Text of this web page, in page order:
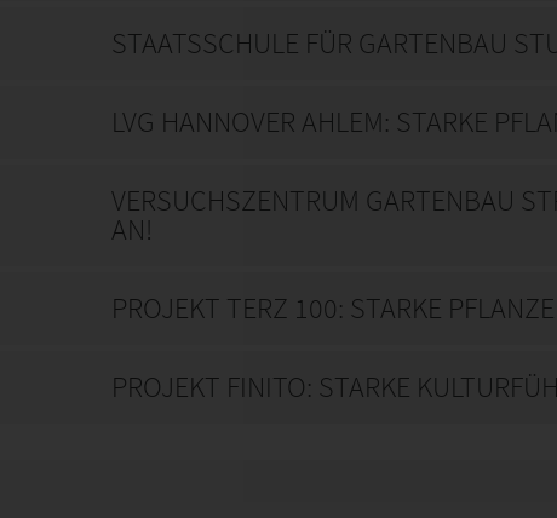
STAATSSCHULE FÜR GARTENBAU
LVG HANNOVER AHLEM: STARKE
VERSUCHSZENTRUM GARTENBAU
AN!
PROJEKT TERZ 100: STARKE
PROJEKT FINITO: STARKE